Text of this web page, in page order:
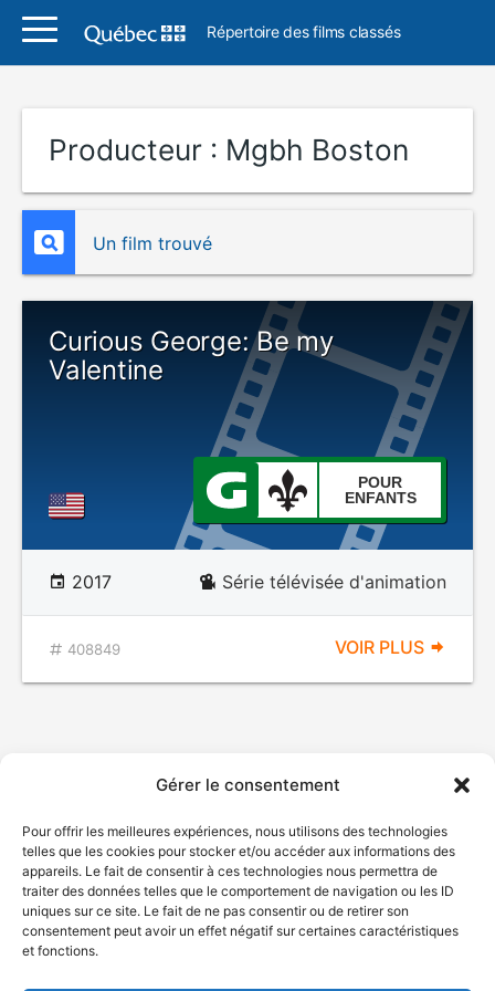
Gérer le consentement
Pour offrir les meilleures expériences, nous utilisons des technologies
telles que les cookies pour stocker et/ou accéder aux informations des
appareils. Le fait de consentir à ces technologies nous permettra de
traiter des données telles que le comportement de navigation ou les ID
uniques sur ce site. Le fait de ne pas consentir ou de retirer son
consentement peut avoir un effet négatif sur certaines caractéristiques
et fonctions.
Répertoire des films classés
Producteur : Mgbh Boston
Un film trouvé
Curious George: Be my
Valentine
POUR
ENFANTS
2017 Série télévisée d'animation
408849 VOIR PLUS